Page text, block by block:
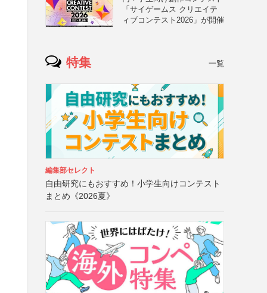
「サイゲームス クリエイテ
ィブコンテスト2026」が開催
特集 一覧
編集部セレクト
自由研究にもおすすめ！小学生向けコンテスト
まとめ《2026夏》